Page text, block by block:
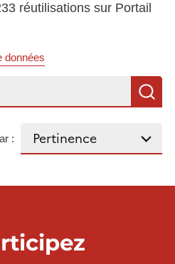
réutilisations sur Portail
données
: